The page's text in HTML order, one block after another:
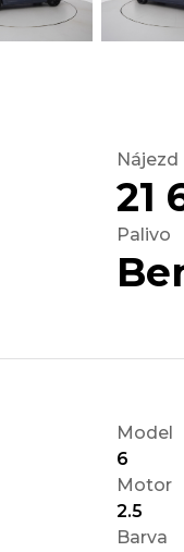
Nájezd
21
Palivo
Model
6
Motor
2.5
Barva